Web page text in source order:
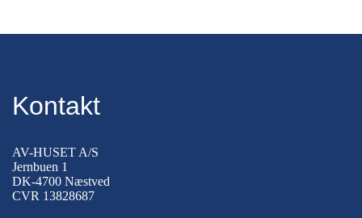
Kontakt
AV-HUSET A/S
Jernbuen 1
DK-4700 Næstved
CVR 13828687